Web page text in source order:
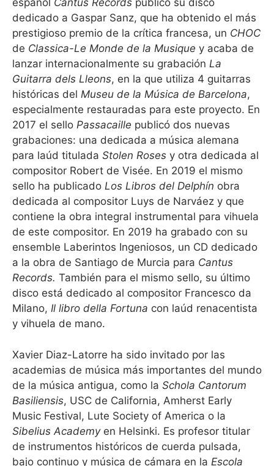
español Cantus Records publicó su disco
dedicado a Gaspar Sanz, que ha obtenido el más
prestigioso premio de la crítica francesa, un CHOC
de Classica-Le Monde de la Musique y acaba de
lanzar internacionalmente su grabación La
Guitarra dels Lleons, en la que utiliza 4 guitarras
históricas del Museu de la Música de Barcelona,
especialmente restauradas para este proyecto. En
2017 el sello Passacaille publicó dos nuevas
grabaciones: una dedicada a música alemana
para laúd titulada Stolen Roses y otra dedicada al
compositor Robert de Visée. En 2019 el mismo
sello ha publicado Los Libros del Delphín obra
dedicada al compositor Luys de Narváez y que
contiene la obra integral instrumental para vihuela
de este compositor. En 2019 ha grabado con su
ensemble Laberintos Ingeniosos, un CD dedicado
a la obra de Santiago de Murcia para Cantus
Records. También para el mismo sello, su último
disco está dedicado al compositor Francesco da
Milano, Il libro della Fortuna con laúd renacentista
y vihuela de mano.
Xavier Diaz-Latorre ha sido invitado por las
academias de música más importantes del mundo
de la música antigua, como la Schola Cantorum
Basiliensis, USC de California, Amherst Early
Music Festival, Lute Society of America o la
Sibelius Academyen Helsinki. Es profesor titular
de instrumentos históricos de cuerda pulsada,
bajo continuo y música de cámara en la Escola